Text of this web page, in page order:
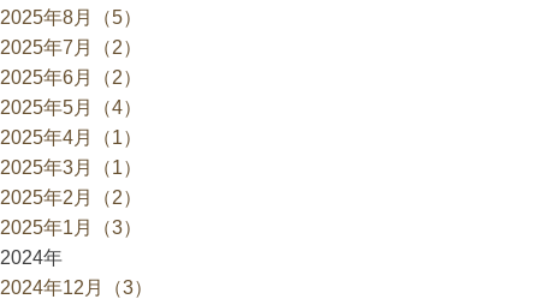
2025年8月（5）
2025年7月（2）
2025年6月（2）
2025年5月（4）
2025年4月（1）
2025年3月（1）
2025年2月（2）
2025年1月（3）
2024年
2024年12月（3）